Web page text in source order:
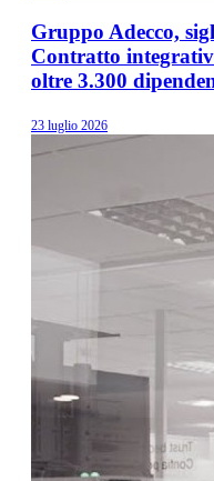
Gruppo Adecco,
Contratto
oltre 3.300
23 luglio 2026